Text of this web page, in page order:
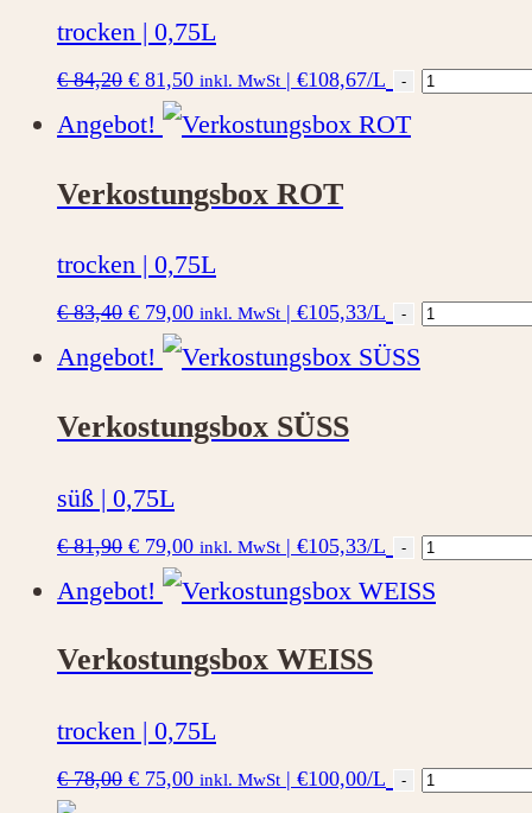
trocken | 0,75L
€84,20 Preis
war:
€ 84,20
€ 81,50Preis
€ 81,50.
inkl. MwSt | €108,67/L -
Angebot!
Verkostungsbox ROT
trocken | 0,75L
€83,40 Preis
war:
€ 83,40
€ 79,00Preis
€ 79,00.
inkl. MwSt | €105,33/L -
Angebot!
Verkostungsbox SÜSS
süß | 0,75L
€81,90 Preis
war:
€ 81,90
€ 79,00Preis
€ 79,00.
inkl. MwSt | €105,33/L -
SÜSS
Angebot!
Verkostungsbox WEISS
trocken | 0,75L
€78,00 Preis
€ 75,00Preis
inkl. MwSt | €100,00/L -